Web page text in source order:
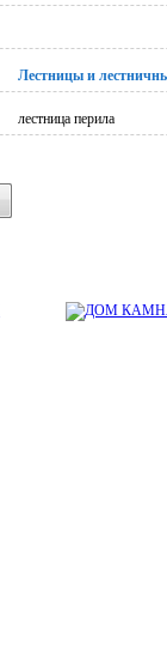
Лестницы и
лестница перила